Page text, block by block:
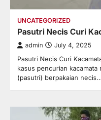
UNCATEGORIZED
Pasutri Necis Curi
admin July 4, 2025
Pasutri Necis Curi
kasus pencurian
(pasutri) berpakaian necis…